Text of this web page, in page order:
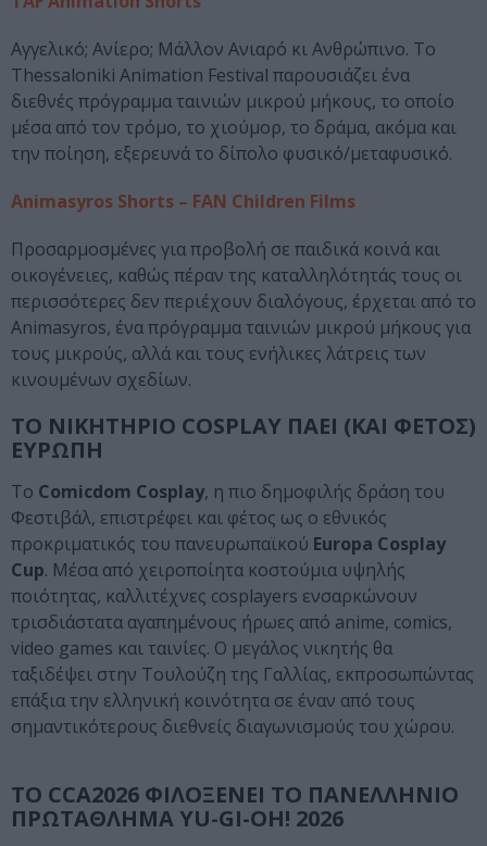
Αγγελικό; Ανίερο; Μάλλον Ανιαρό κι Ανθρώπινο. Το
Thessaloniki Animation Festival παρουσιάζει ένα
διεθνές πρόγραμμα ταινιών μικρού μήκους, το οποίο
μέσα από τον τρόμο, το χιούμορ, το δράμα, ακόμα και
την ποίηση, εξερευνά το δίπολο φυσικό/μεταφυσικό.
Animasyros Shorts – FAN Children Films
Προσαρμοσμένες για προβολή σε παιδικά κοινά και
οικογένειες, καθώς πέραν της καταλληλότητάς τους οι
περισσότερες δεν περιέχουν διαλόγους, έρχεται από το
Animasyros, ένα πρόγραμμα ταινιών μικρού μήκους για
τους μικρούς, αλλά και τους ενήλικες λάτρεις των
κινουμένων σχεδίων.
ΤΟ ΝΙΚΗΤΗΡΙΟ COSPLAY ΠΑΕΙ (ΚΑΙ ΦΕΤΟΣ)
ΕΥΡΩΠΗ
Το Comicdom Cosplay, η πιο δημοφιλής δράση του
Φεστιβάλ, επιστρέφει και φέτος ως ο εθνικός
προκριματικός του πανευρωπαϊκού Europa Cosplay
Cup. Μέσα από χειροποίητα κοστούμια υψηλής
ποιότητας, καλλιτέχνες cosplayers ενσαρκώνουν
τρισδιάστατα αγαπημένους ήρωες από anime, comics,
video games και ταινίες. Ο μεγάλος νικητής θα
ταξιδέψει στην Τουλούζη της Γαλλίας, εκπροσωπώντας
επάξια την ελληνική κοινότητα σε έναν από τους
σημαντικότερους διεθνείς διαγωνισμούς του χώρου.
ΤΟ CCA2026 ΦΙΛΟΞΕΝΕΙ ΤΟ ΠΑΝΕΛΛΗΝΙΟ
ΠΡΩΤΑΘΛΗΜΑ YU-GI-OH! 2026